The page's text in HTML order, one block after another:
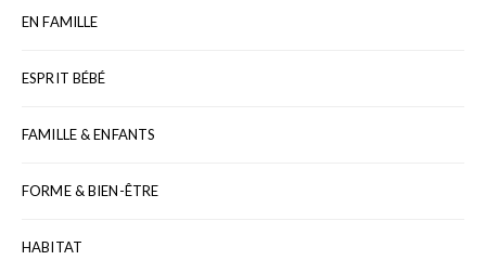
EN FAMILLE
ESPRIT BÉBÉ
FAMILLE & ENFANTS
FORME & BIEN-ÊTRE
HABITAT